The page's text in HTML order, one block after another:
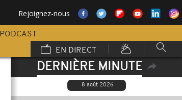
Rejoignez-nous
PODCAST
EN DIRECT
DERNIÈRE MINUTE
8 août 2026